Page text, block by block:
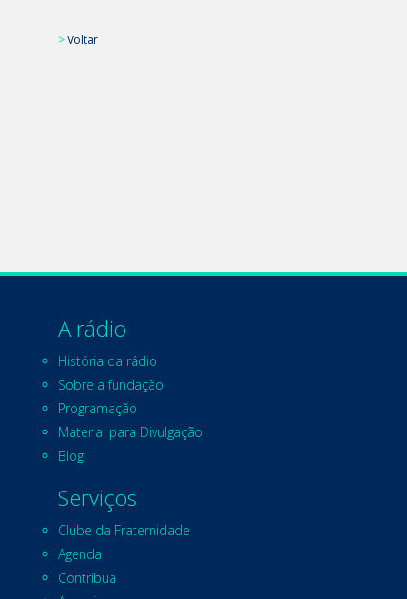
>Voltar
A rádio
História da rádio
Sobre a fundação
Programação
Material para Divulgação
Blog
Serviços
Clube da Fraternidade
Agenda
Contribua